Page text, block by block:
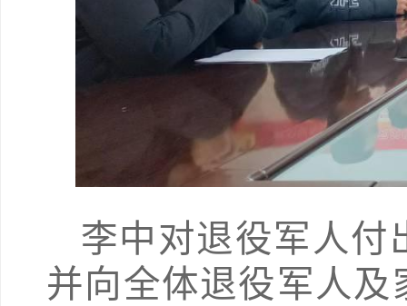
李中对退役军人付
并向全体退役军人